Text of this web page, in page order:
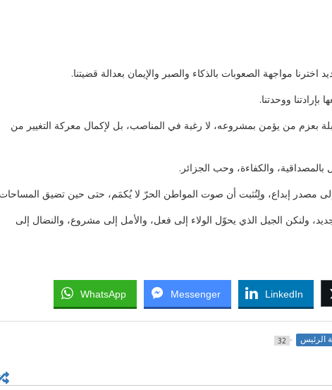
مواجهة الصعوبات بالذكاء والصبر والإيمان بعدالة قضيتنا.
ووحدتنا.
بعزم من يؤمن بمشروعه، لا رغبة في المناصب، بل لإكمال معركة التغيير من
بالمصداقية، والكفاءة، وحب الجزائر.
مصدر إبداع، ولِنُثبت أن صوت المواطن الحرّ لا يُكمَم، حتى حين تضيق
ولنكن الجيل الذي يحوّل الولاء إلى فعل، والأمل إلى مشروع، والنضال إلى
LinkedIn
Messenger
WhatsApp
الرئيس 32